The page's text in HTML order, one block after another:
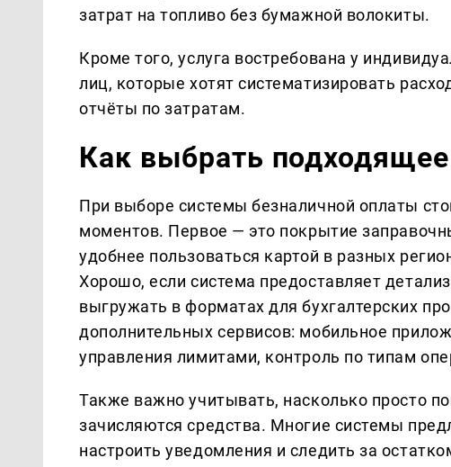
затрат на топливо без бумажной волокиты.
Кроме того, услуга востребована у
лиц, которые хотят систематизировать
отчёты по затратам.
Как выбрать
При выборе системы безналичной оплаты
моментов. Первое — это покрытие
удобнее пользоваться картой в разных
Хорошо, если система предоставляет
выгружать в форматах для бухгалтерских
дополнительных сервисов: мобильное
управления лимитами, контроль по типам
Также важно учитывать, насколько просто
зачисляются средства. Многие системы
настроить уведомления и следить за